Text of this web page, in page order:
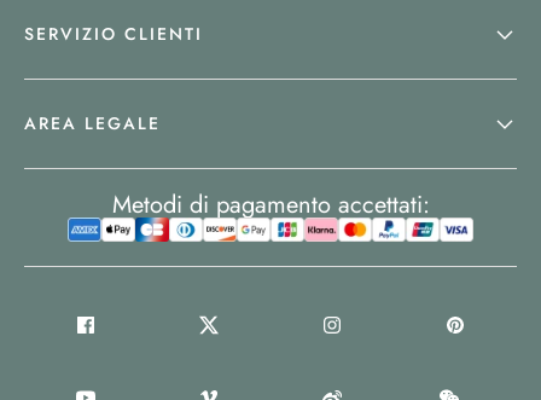
SERVIZIO CLIENTI
AREA LEGALE
Metodi di pagamento accettati: